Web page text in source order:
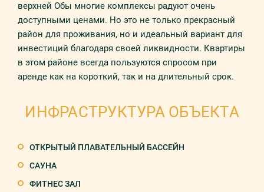
верхней Обы многие комплексы радуют очень
доступными ценами. Но это не только прекрасный
район для проживания, но и идеальный вариант для
инвестиций благодаря своей ликвидности. Квартиры
в этом районе всегда пользуются спросом при
аренде как на короткий, так и на длительный срок.
ИНФРАСТРУКТУРА ОБЪЕКТА
ОТКРЫТЫЙ ПЛАВАТЕЛЬНЫЙ БАССЕЙН
САУНА
ФИТНЕС ЗАЛ